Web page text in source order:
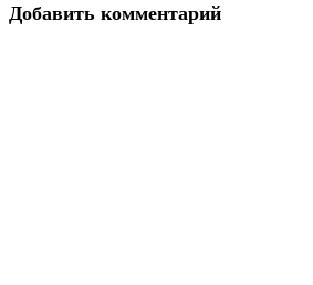
Добавить комментарий